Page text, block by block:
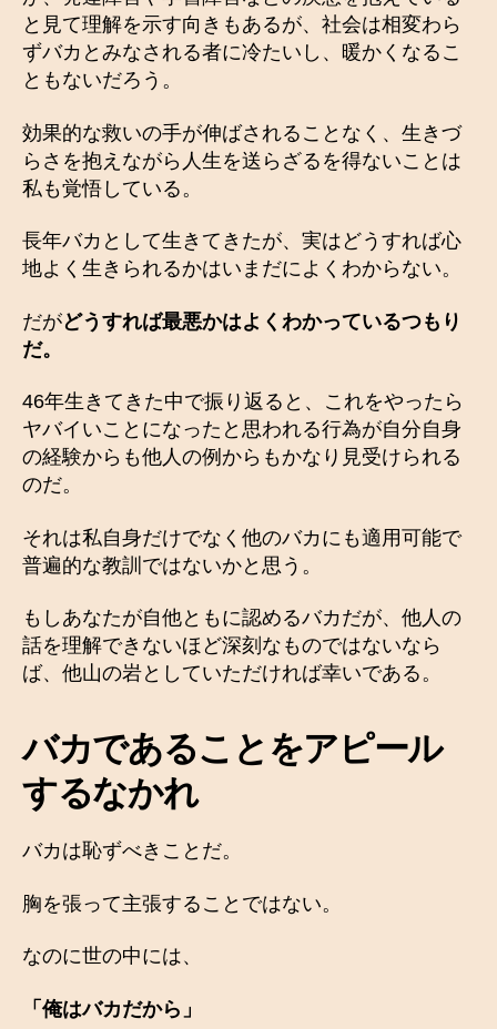
と見て理解を示す向きもあるが、社会は相変わら
ずバカとみなされる者に冷たいし、暖かくなるこ
ともないだろう。
効果的な救いの手が伸ばされることなく、生きづ
らさを抱えながら人生を送らざるを得ないことは
私も覚悟している。
長年バカとして生きてきたが、実はどうすれば心
地よく生きられるかはいまだによくわからない。
だがどうすれば最悪かはよくわかっているつもり
だ。
46年生きてきた中で振り返ると、これをやったら
ヤバイいことになったと思われる行為が自分自身
の経験からも他人の例からもかなり見受けられる
のだ。
それは私自身だけでなく他のバカにも適用可能で
普遍的な教訓ではないかと思う。
もしあなたが自他ともに認めるバカだが、他人の
話を理解できないほど深刻なものではないなら
ば、他山の岩としていただければ幸いである。
バカであることをアピール
するなかれ
バカは恥ずべきことだ。
胸を張って主張することではない。
なのに世の中には、
「俺はバカだから」